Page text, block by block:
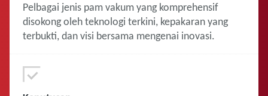
Pelbagai jenis pam vakum yang komprehensif
disokong oleh teknologi terkini, kepakaran yang
terbukti, dan visi bersama mengenai inovasi.